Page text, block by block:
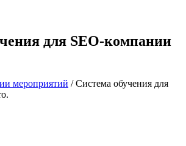
для SEO-компании
мероприятий /Система обучения для